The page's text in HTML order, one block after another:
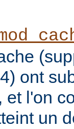
ont
et l'on
un